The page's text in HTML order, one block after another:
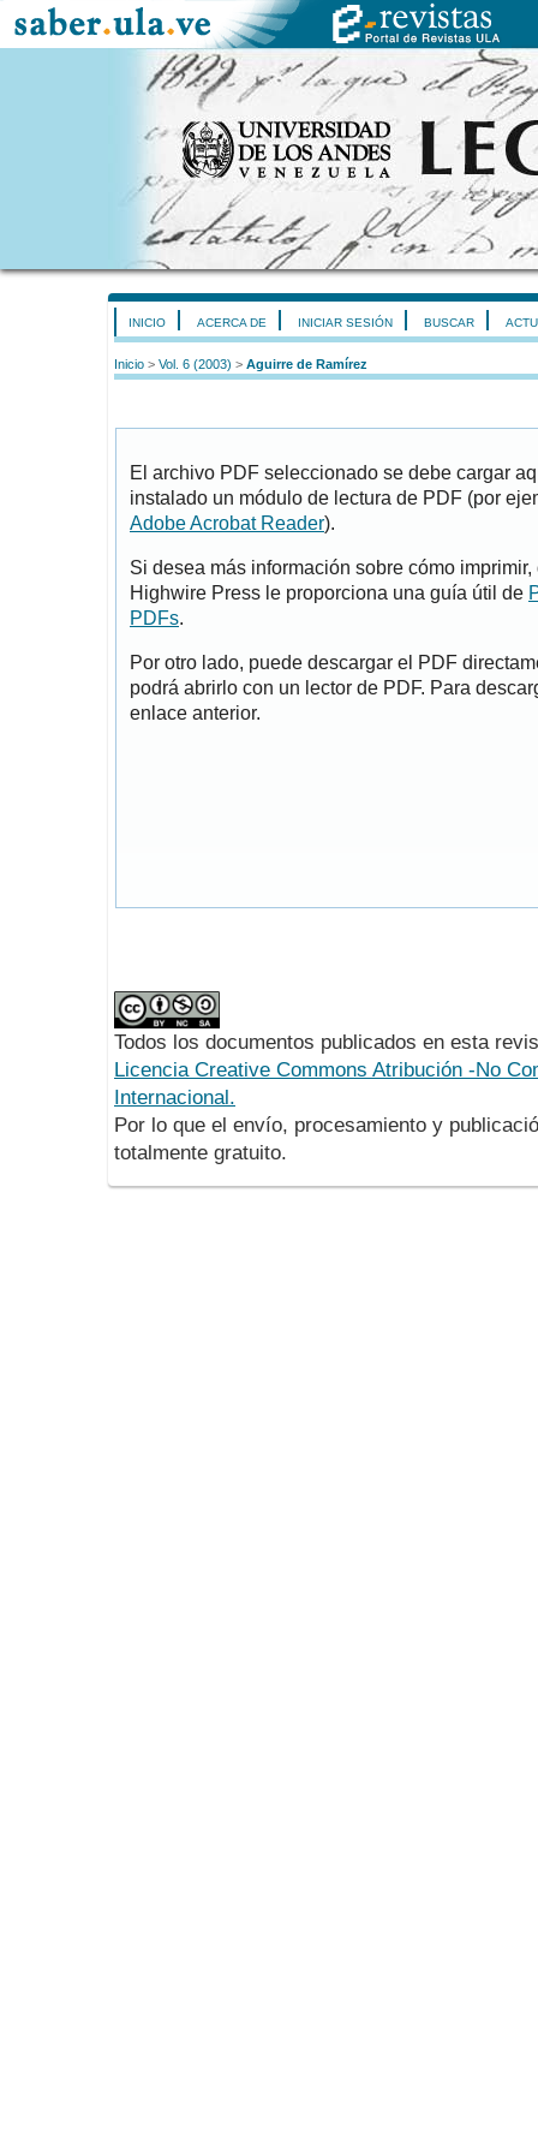
INICIO ACERCA DE INICIAR SESIÓN BUSCAR
Inicio > Vol. 6 (2003) > Aguirre de Ramírez
El archivo PDF seleccionado se debe cargar
instalado un módulo de lectura de PDF (por
Adobe Acrobat Reader).
Si desea más información sobre cómo
Highwire Press le proporciona una guía útil de
PDFs.
Por otro lado, puede descargar el PDF
podrá abrirlo con un lector de PDF. Para
enlace anterior.
Todos los documentos publicados en esta
Licencia Creative Commons Atribución -No
Internacional.
Por lo que el envío, procesamiento y
totalmente gratuito.